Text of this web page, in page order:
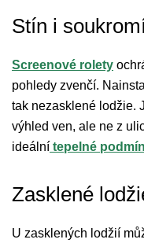
Stín i
Screenové rolety
pohledy zvenčí.
tak nezasklené lodžie.
výhled ven, ale ne z
ideální tepelné
Zasklené
U zasklených lodžií